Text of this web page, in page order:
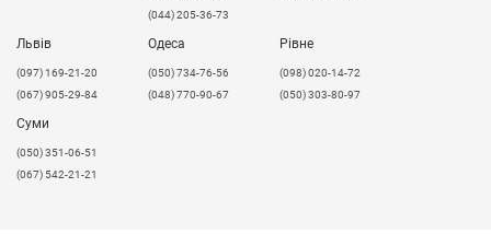
(044) 205-36-73
Львів
​(097) 169-21-20
(067) 905-29-84
Одеса
(050) 734-76-56
(048) 770-90-67
Рівне
(098) 020-14-72
(050) 303-80-97
Суми
(050) 351-06-51
(067) 542-21-21